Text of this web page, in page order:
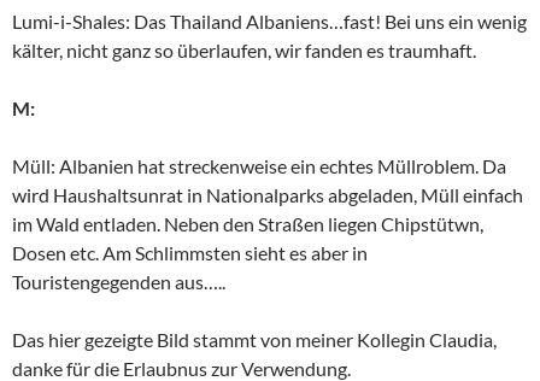
Lumi-i-Shales: Das Thailand Albaniens…fast! Bei uns ein wenig
kälter, nicht ganz so überlaufen, wir fanden es traumhaft.
M:
Müll: Albanien hat streckenweise ein echtes Müllroblem. Da
wird Haushaltsunrat in Nationalparks abgeladen, Müll einfach
im Wald entladen. Neben den Straßen liegen Chipstütwn,
Dosen etc. Am Schlimmsten sieht es aber in
Touristengegenden aus…..
Das hier gezeigte Bild stammt von meiner Kollegin Claudia,
danke für die Erlaubnus zur Verwendung.